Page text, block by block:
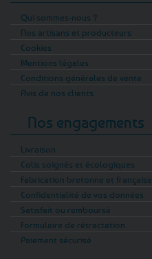
Qui sommes-nous ?
Nos artisans et producteurs
Cookies
Mentions légales
Conditions générales de vente
Avis de nos clients
Nos engagements
Livraison
Colis soignés et écologiques
Fabrication bretonne et française
Confidentialité de vos données
Satisfait ou remboursé
Formulaire de rétractation
Paiement sécurisé